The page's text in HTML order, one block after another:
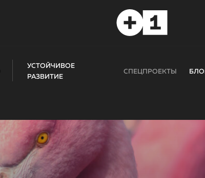
УСТОЙЧИВОЕ
РАЗВИТИЕ
СПЕЦПРОЕКТЫ